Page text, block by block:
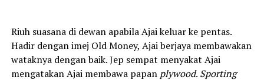
Riuh suasana di dewan apabila Ajai keluar ke pentas.
Hadir dengan imej Old Money, Ajai berjaya membawakan
wataknya dengan baik. Jep sempat menyakat Ajai
mengatakan Ajai membawa papan plywood. Sporting